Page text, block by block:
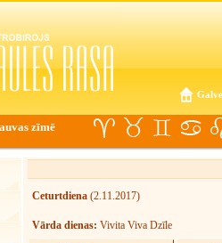
zīmē
Ceturtdiena (2.11.2017)
Vārda dienas: Vivita Viva Dzīle